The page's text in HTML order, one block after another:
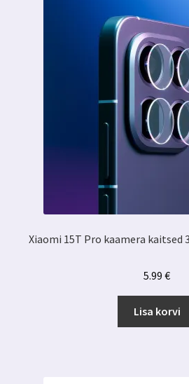
Xiaomi 15T Pro kaamera kaitsed
5.99 €
Lisa korvi